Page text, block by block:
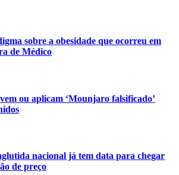
sobre a obesidade que ocorreu em
de Médico
ou aplicam ‘Mounjaro falsificado’
nacional já tem data para chegar
de preço